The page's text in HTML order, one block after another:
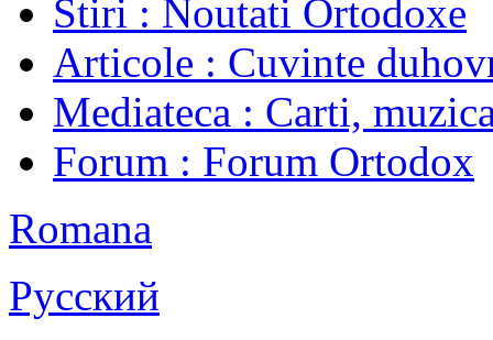
Stiri : Noutati Ortodoxe
Articole : Cuvinte
Mediateca : Carti,
Forum : Forum Ortodox
Romana
Русский